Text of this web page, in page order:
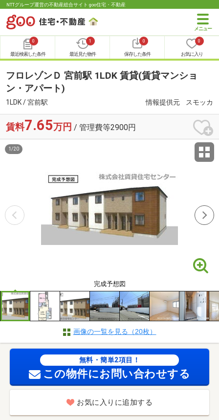
NTTグループ運営の不動産総合サイト goo住宅・不動産
0
最近検索した条件
1
最近見た物件
0
保存した条件
0
お気に入り
フロレゾンＤ 宮前駅 1LDK 賃貸(賃貸マンショ
ン・アパート)
1LDK / 宮前駅 情報提供元 スモッカ
賃料7.65万円 / 管理費等2900円
完成予想図
1 /20
画像の一覧を見る（20枚）
無料・簡単2項目！
この物件にお問い合わせする
お気に入りに追加する